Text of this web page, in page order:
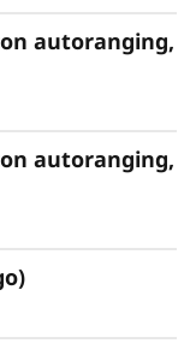
alto
autoranging,
autoranging,